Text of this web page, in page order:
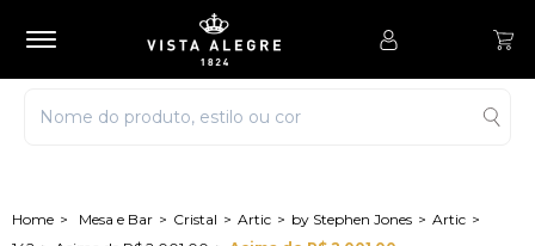
Mesa e Bar Cristal Artic by Stephen Jones
Artic